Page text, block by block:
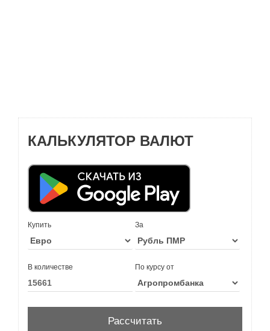
КАЛЬКУЛЯТОР ВАЛЮТ
Купить За
В количестве По курсу от